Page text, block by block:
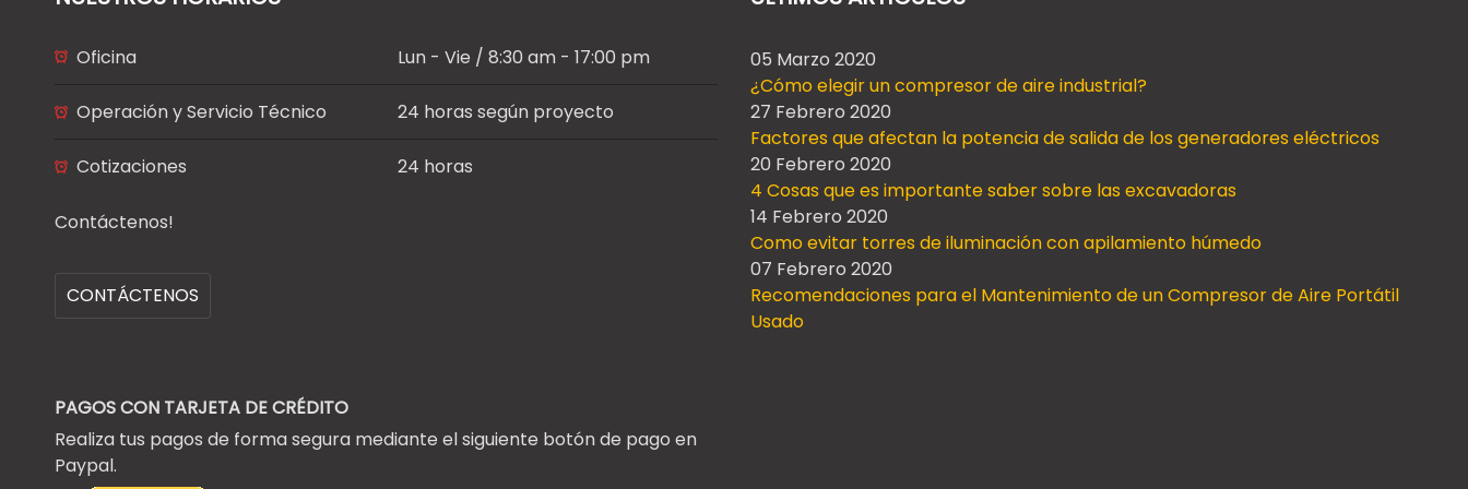
Oficina Lun - Vie / 8:30 am - 17:00 pm
Operación y Servicio Técnico 24 horas según proyecto
Cotizaciones 24 horas
Contáctenos!
CONTÁCTENOS
PAGOS CON TARJETA DE CRÉDITO
Realiza tus pagos de forma segura mediante el siguiente botón de pago en
Paypal.
05 Marzo 2020
¿Cómo elegir un compresor de aire industrial?
27 Febrero 2020
Factores que afectan la potencia de salida de los generadores eléctricos
20 Febrero 2020
4 Cosas que es importante saber sobre las excavadoras
14 Febrero 2020
Como evitar torres de iluminación con apilamiento húmedo
07 Febrero 2020
Recomendaciones para el Mantenimiento de un Compresor de Aire Portátil
Usado